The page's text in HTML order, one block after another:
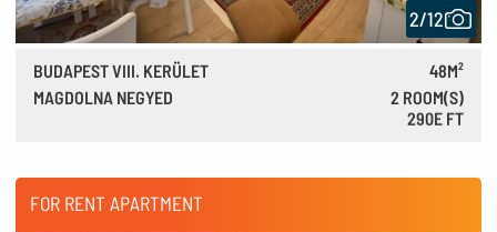
2/12
BUDAPEST VIII. KERÜLET
48M²
MAGDOLNA NEGYED
2 ROOM(S)
290E FT
FOR RENT APARTMENT